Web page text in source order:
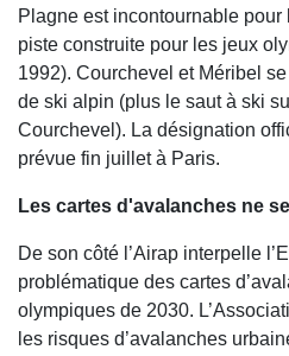
Plagne est incontournable
piste construite pour les jeux
1992). Courchevel et Méribel
de ski alpin (plus le saut à ski
Courchevel). La désignation
prévue fin juillet à Paris.
Les cartes d'avalanches ne
De son côté l’Airap interpelle
problématique des cartes
olympiques de 2030.
les risques d’avalanches